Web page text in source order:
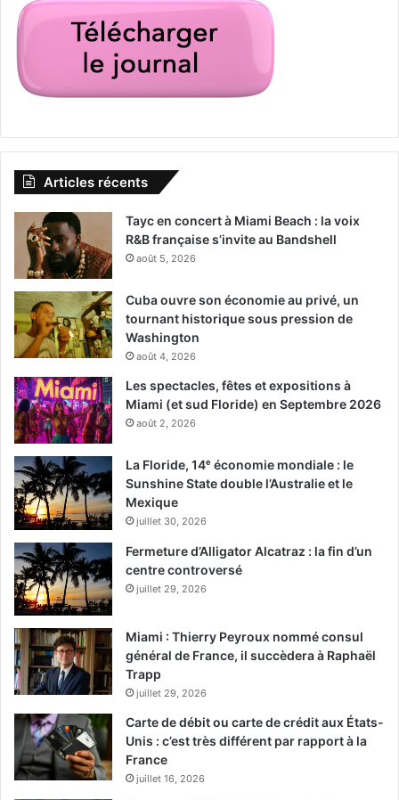
Articles récents
Tayc en concert à Miami Beach : la voix
R&B française s’invite au Bandshell
août 5, 2026
Cuba ouvre son économie au privé, un
tournant historique sous pression de
Washington
août 4, 2026
Les spectacles, fêtes et expositions à
Miami (et sud Floride) en Septembre 2026
août 2, 2026
La Floride, 14ᵉ économie mondiale : le
Sunshine State double l’Australie et le
Mexique
juillet 30, 2026
Fermeture d’Alligator Alcatraz : la fin d’un
centre controversé
juillet 29, 2026
Miami : Thierry Peyroux nommé consul
général de France, il succèdera à Raphaël
Trapp
juillet 29, 2026
Carte de débit ou carte de crédit aux États-
Unis : c’est très différent par rapport à la
France
juillet 16, 2026